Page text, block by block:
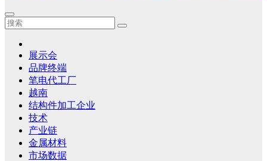
展示会
品牌终端
笔电代工厂
越南
结构件加工企业
技术
产业链
金属材料
市场数据